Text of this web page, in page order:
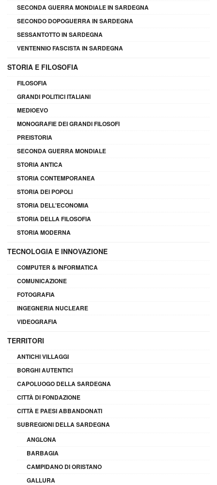
SECONDA GUERRA MONDIALE IN SARDEGNA
SECONDO DOPOGUERRA IN SARDEGNA
SESSANTOTTO IN SARDEGNA
VENTENNIO FASCISTA IN SARDEGNA
STORIA E FILOSOFIA
FILOSOFIA
GRANDI POLITICI ITALIANI
MEDIOEVO
MONOGRAFIE DEI GRANDI FILOSOFI
PREISTORIA
SECONDA GUERRA MONDIALE
STORIA ANTICA
STORIA CONTEMPORANEA
STORIA DEI POPOLI
STORIA DELL'ECONOMIA
STORIA DELLA FILOSOFIA
STORIA MODERNA
TECNOLOGIA E INNOVAZIONE
COMPUTER & INFORMATICA
COMUNICAZIONE
FOTOGRAFIA
INGEGNERIA NUCLEARE
VIDEOGRAFIA
TERRITORI
ANTICHI VILLAGGI
BORGHI AUTENTICI
CAPOLUOGO DELLA SARDEGNA
CITTÀ DI FONDAZIONE
CITTÀ E PAESI ABBANDONATI
SUBREGIONI DELLA SARDEGNA
ANGLONA
BARBAGIA
CAMPIDANO DI ORISTANO
GALLURA